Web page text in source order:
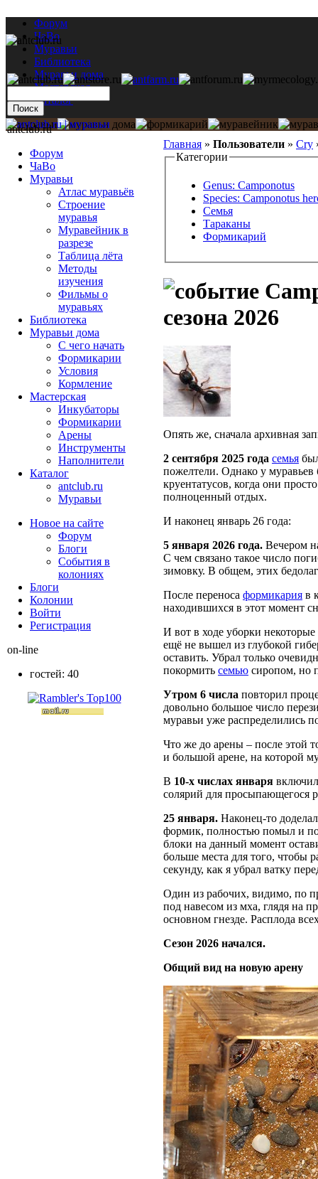
Форум
ЧаВо
Муравьи
Библиотека
Муравьи дома
Мастерская
Каталог
Главная » Пользователи » Cry
Категории
Genus: Camponotus
Species: Camponotus
Семья
Тараканы
Формикарий
сезона 2026
Опять же, сначала архивная
2 сентября 2025 года семья
пожелтели. Однако у
круентатусов, когда они
полноценный отдых.
И наконец январь 26 года:
5 января 2026 года. Вечером
С чем связано такое число
зимовку. В общем, этих
После переноса формикария в
находившихся в этот момент
И вот в ходе уборки некоторые
ещё не вышел из глубокой
оставить. Убрал только
покормить семью сиропом, но
Утром 6 числа повторил
довольно большое число
муравьи уже распределились
Что же до арены – после этой
и большой арене, на которой
В 10-х числах января
солярий для просыпающегося
25 января. Наконец-то
формик, полностью помыл и
блоки на данный момент
больше места для того, чтобы
секунду, как я убрал ватку
Один из рабочих, видимо, по
под навесом из мха, глядя на
основном гнезде. Расплода
Сезон 2026 начался.
Общий вид на новую арену
antclub.ru
Форум
ЧаВо
Муравьи
Атлас муравьёв
Строение
муравья
Муравейник в
разрезе
Таблица лёта
Методы
изучения
Фильмы о
муравьях
Библиотека
Муравьи дома
С чего начать
Формикарии
Условия
Кормление
Мастерская
Инкубаторы
Формикарии
Арены
Инструменты
Наполнители
Каталог
antclub.ru
Муравьи
Новое на сайте
Форум
Блоги
События в
колониях
Блоги
Колонии
Войти
Peгиcтpaция
on-line
гостей: 40